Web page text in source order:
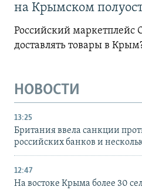
на Крымском
Российский маркетплейс
доставлять товары в
НОВОСТИ
13:25
Британия ввела санкции
российских банков и
12:47
На востоке Крыма более 30